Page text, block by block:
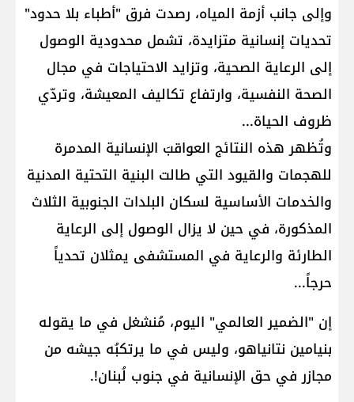
وإلى جانب أزمة المياه، رصدت فرق "أطباء بلا حدود"
تحديات إنسانية متزايدة، تشمل محدودية الوصول
إلى الرعاية الصحية، وتزايد الاحتياجات في مجال
الصحة النفسية، وارتفاع تكاليف المعيشة، وتردّي
ظروف الحياة...
وتُظهر هذه النتائج العواقبَ الإنسانية المدمرة
للهجمات والقيود التي طالت البنية التحتية المدنية
والخدمات الأساسية لسكان البلدات الجنوبية الثلاث
المذكورة، في حين لا يزال الوصول إلى الرعاية
الطارئة والرعاية في المستشفى يمثلان تحدياً
حرجاً...
إن "الضمير العالمي" اليوم، مُنشغل في ما يقوله
بنيامين نتانياهو، وليس في ما يرتكبُه جيشه من
مجازر في حق الإنسانية في جنوب لُبنان!.